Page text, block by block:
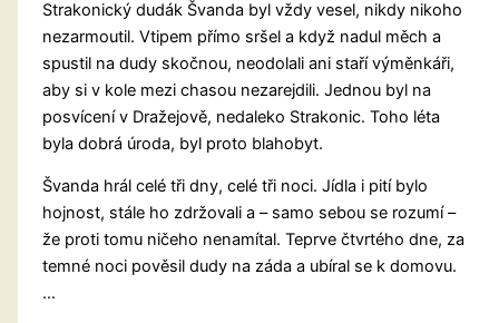
Alexandrijské?
Strakonický dudák Švanda byl vždy vesel, nikdy nikoho
nezarmoutil. Vtipem přímo sršel a když nadul měch a
spustil na dudy skočnou, neodolali ani staří výměnkáři,
aby si v kole mezi chasou nezarejdili. Jednou byl na
posvícení v Dražejově, nedaleko Strakonic. Toho léta
byla dobrá úroda, byl proto blahobyt.
Švanda hrál celé tři dny, celé tři noci. Jídla i pití bylo
hojnost, stále ho zdržovali a – samo sebou se rozumí –
že proti tomu ničeho nenamítal. Teprve čtvrtého dne, za
temné noci pověsil dudy na záda a ubíral se k domovu.
…